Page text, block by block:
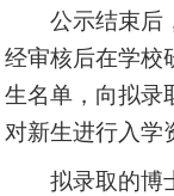
公示结束后
经审核后在学校
生名单，向拟录
对新生进行入学
拟录取的博